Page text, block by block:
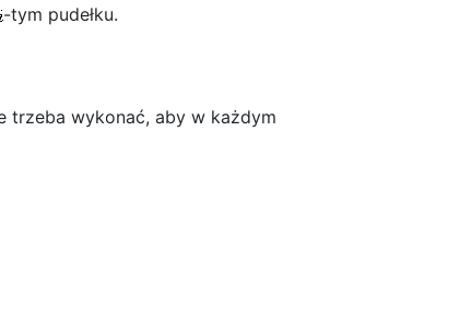
-tym pudełku.
trzeba wykonać, aby w każdym